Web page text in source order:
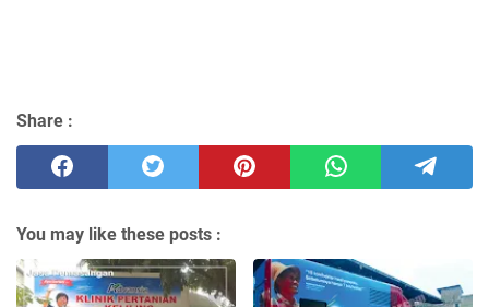
Share :
You may like these posts :